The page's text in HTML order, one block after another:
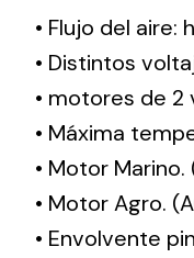
• Flujo del aire:
• Distintos
• motores de 2
• Máxima
• Motor Marino.
• Motor Agro.
• Envolvente